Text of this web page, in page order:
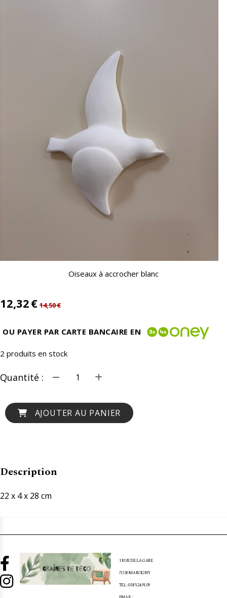
Oiseaux à accrocher blanc
12,32€ 14,50€
OU PAYER PAR CARTE BANCAIRE EN
2 produits en stock
Quantité :
AJOUTER AU PANIER
Description
22 x 4 x 28 cm


1 RUE DE LA GARE
71110 MARCIGNY
TEL : 03.85.24.91.09